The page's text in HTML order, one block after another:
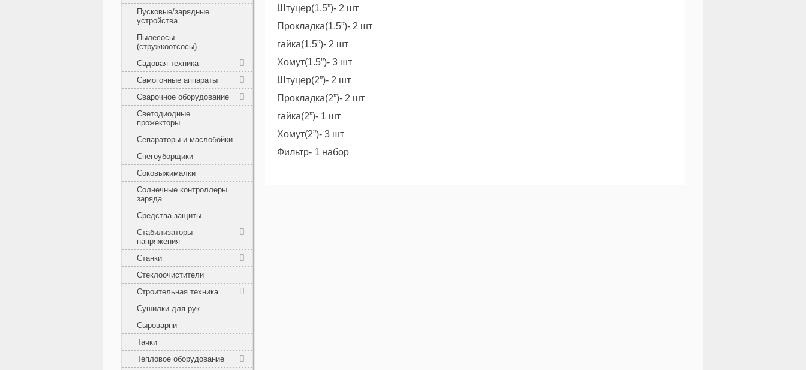
Пусковые/зарядные
устройства
Пылесосы
(стружкоотсосы)
Садовая техника
Самогонные аппараты
Сварочное оборудование
Светодиодные
прожекторы
Сепараторы и маслобойки
Снегоуборщики
Соковыжималки
Солнечные контроллеры
заряда
Средства защиты
Стабилизаторы
напряжения
Станки
Стеклоочистители
Строительная техника
Сушилки для рук
Сыроварни
Тачки
Тепловое оборудование
Штуцер(1.5”)- 2 шт
Прокладка(1.5”)- 2 шт
гайка(1.5”)- 2 шт
Хомут(1.5”)- 3 шт
Штуцер(2”)- 2 шт
Прокладка(2”)- 2 шт
гайка(2”)- 1 шт
Хомут(2”)- 3 шт
Фильтр- 1 набор